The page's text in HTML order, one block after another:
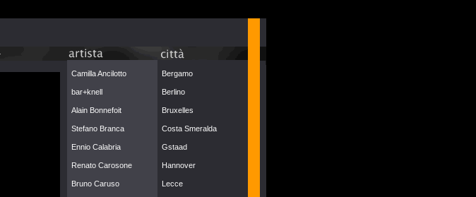
Camilla Ancilotto
bar+knell
Alain Bonnefoit
Stefano Branca
Ennio Calabria
Renato Carosone
Bruno Caruso
Bergamo
Berlino
Bruxelles
Costa Smeralda
Gstaad
Hannover
Lecce